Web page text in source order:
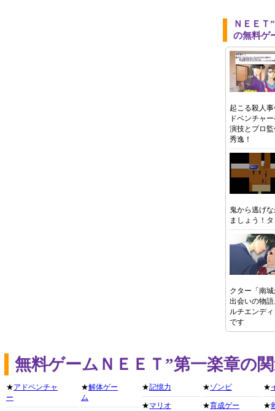
ＮＥＥＴ
の無料ゲ
起こる殺人
ドベンチャ
演技とプロ
秀逸！
鬼から逃げ
ましょう！
クター「南
出会いの物
ルチエンデ
です
無料ゲームＮＥＥＴ”第一楽章の
★アドベンチャ
ー
★解体ゲー
ム
★記憶力
★マリオ
★ゾンビ
★育成ゲー
★
★